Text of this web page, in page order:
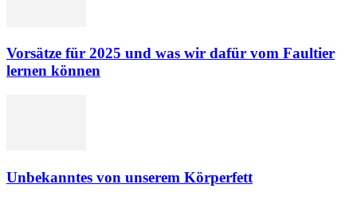
Vorsätze für 2025 und was wir dafür vom Faultier
lernen können
Unbekanntes von unserem Körperfett